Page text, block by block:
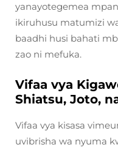
yanayotegemea
ikiruhusu matumizi
baadhi husi bahati
zao ni mefuka.
Vifaa vya
Shiatsu, Joto,
Vifaa vya kisasa
uvibrisha wa nyuma